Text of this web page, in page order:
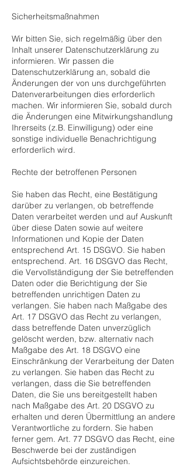
Sicherheitsmaßnahmen
Wir bitten Sie, sich regelmäßig über den
Inhalt unserer Datenschutzerklärung zu
informieren. Wir passen die
Datenschutzerklärung an, sobald die
Änderungen der von uns durchgeführten
Datenverarbeitungen dies erforderlich
machen. Wir informieren Sie, sobald durch
die Änderungen eine Mitwirkungshandlung
Ihrerseits (z.B. Einwilligung) oder eine
sonstige individuelle Benachrichtigung
erforderlich wird.
Rechte der betroffenen Personen
Sie haben das Recht, eine Bestätigung
darüber zu verlangen, ob betreffende
Daten verarbeitet werden und auf Auskunft
über diese Daten sowie auf weitere
Informationen und Kopie der Daten
entsprechend Art. 15 DSGVO. Sie haben
entsprechend. Art. 16 DSGVO das Recht,
die Vervollständigung der Sie betreffenden
Daten oder die Berichtigung der Sie
betreffenden unrichtigen Daten zu
verlangen. Sie haben nach Maßgabe des
Art. 17 DSGVO das Recht zu verlangen,
dass betreffende Daten unverzüglich
gelöscht werden, bzw. alternativ nach
Maßgabe des Art. 18 DSGVO eine
Einschränkung der Verarbeitung der Daten
zu verlangen. Sie haben das Recht zu
verlangen, dass die Sie betreffenden
Daten, die Sie uns bereitgestellt haben
nach Maßgabe des Art. 20 DSGVO zu
erhalten und deren Übermittlung an andere
Verantwortliche zu fordern. Sie haben
ferner gem. Art. 77 DSGVO das Recht, eine
Beschwerde bei der zuständigen
Aufsichtsbehörde einzureichen.